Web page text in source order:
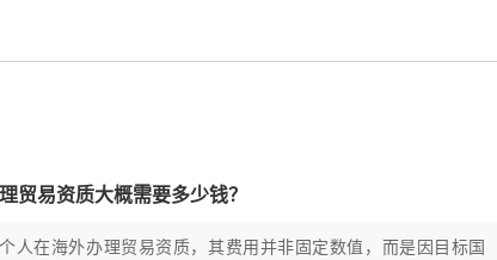
贸易资质大概需要多少钱？
人在海外办理贸易资质，其费用并非固定数值，而是因目标国